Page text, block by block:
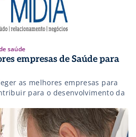
saúde
empresas de Saúde para
as melhores empresas para
para o desenvolvimento da